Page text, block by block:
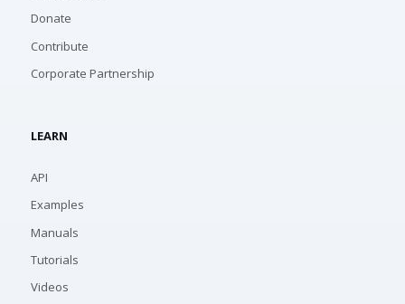
Donate
Contribute
Corporate Partnership
LEARN
API
Examples
Manuals
Tutorials
Videos